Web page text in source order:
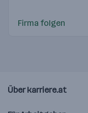
Firma folgen
Über karriere.at